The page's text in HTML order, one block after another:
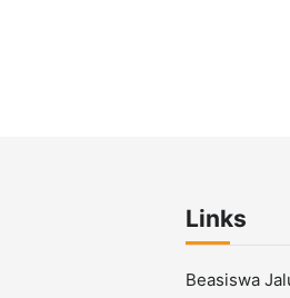
Links
Beasiswa